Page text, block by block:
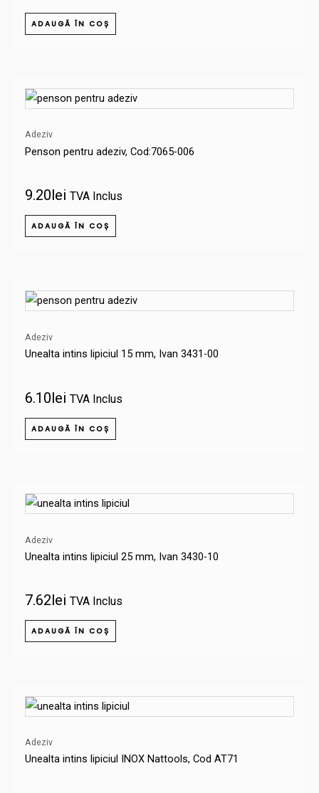
ADAUGĂ ÎN COȘ
Adeziv
Penson pentru adeziv, Cod:7065-006
9.20lei TVA Inclus
ADAUGĂ ÎN COȘ
Adeziv
Unealta intins lipiciul 15 mm, Ivan 3431-00
6.10lei TVA Inclus
ADAUGĂ ÎN COȘ
Adeziv
Unealta intins lipiciul 25 mm, Ivan 3430-10
7.62lei TVA Inclus
ADAUGĂ ÎN COȘ
Adeziv
Unealta intins lipiciul INOX Nattools, Cod AT71